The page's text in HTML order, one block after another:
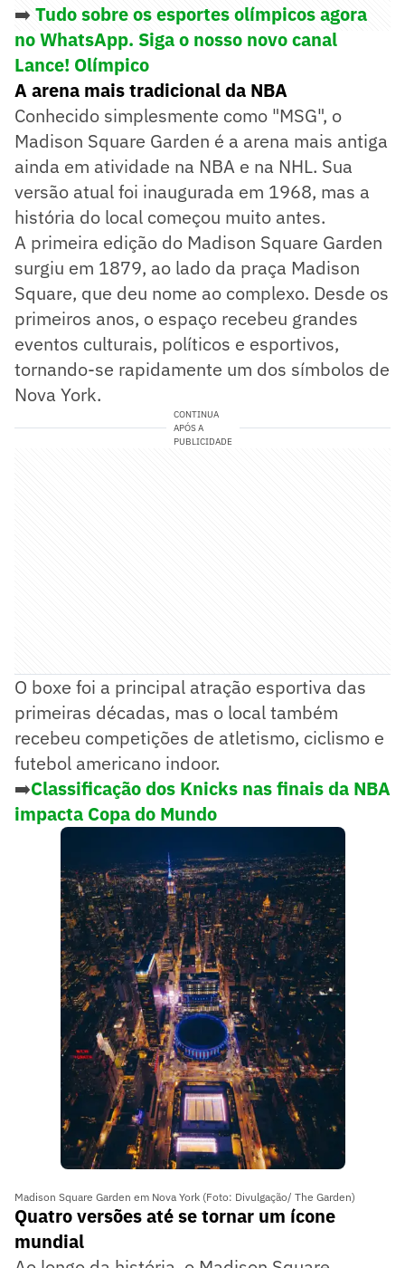
➡️ Tudo sobre os esportes olímpicos agora
no WhatsApp. Siga o nosso novo canal
Lance! Olímpico
A arena mais tradicional da NBA
Conhecido simplesmente como "MSG", o
Madison Square Garden é a arena mais antiga
ainda em atividade na NBA e na NHL. Sua
versão atual foi inaugurada em 1968, mas a
história do local começou muito antes.
A primeira edição do Madison Square Garden
surgiu em 1879, ao lado da praça Madison
Square, que deu nome ao complexo. Desde os
primeiros anos, o espaço recebeu grandes
eventos culturais, políticos e esportivos,
tornando-se rapidamente um dos símbolos de
Nova York.
CONTINUA
APÓS A
PUBLICIDADE
O boxe foi a principal atração esportiva das
primeiras décadas, mas o local também
recebeu competições de atletismo, ciclismo e
futebol americano indoor.
➡️Classificação dos Knicks nas finais da NBA
impacta Copa do Mundo
Madison Square Garden em Nova York (Foto: Divulgação/ The Garden)
Quatro versões até se tornar um ícone
mundial